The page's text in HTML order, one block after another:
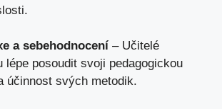
a sebehodnocení – Učitelé
lépe posoudit svoji pedagogickou
účinnost svých metodik.